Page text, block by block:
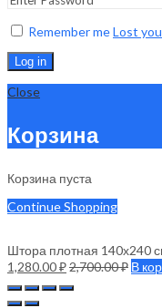
Remember meLost
Log in
Close
Корзина
Корзина пуста
Continue Shopping
Штора плотная 140х240
1,280.00₽2,700.00₽ В